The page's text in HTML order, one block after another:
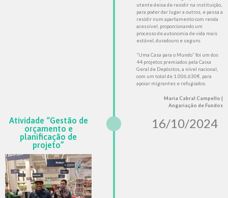
utente deixa de residir na instituição,
para poder dar lugar a outros, e passa a
residir num apartamento com renda
acessível, proporcionando um
processo de autonomia de vida mais
estável, duradouro e seguro.
“Uma Casa para o Mundo” foi um dos
44 projetos premiados pela Caixa
Geral de Depósitos, a nível nacional,
com um total de 1.006.630€, para
apoiar migrantes e refugiados.
Maria Cabral Campello |
Angariação de Fundos
Atividade “Gestão de
orçamento e
planificação de
projeto”
16/10/2024